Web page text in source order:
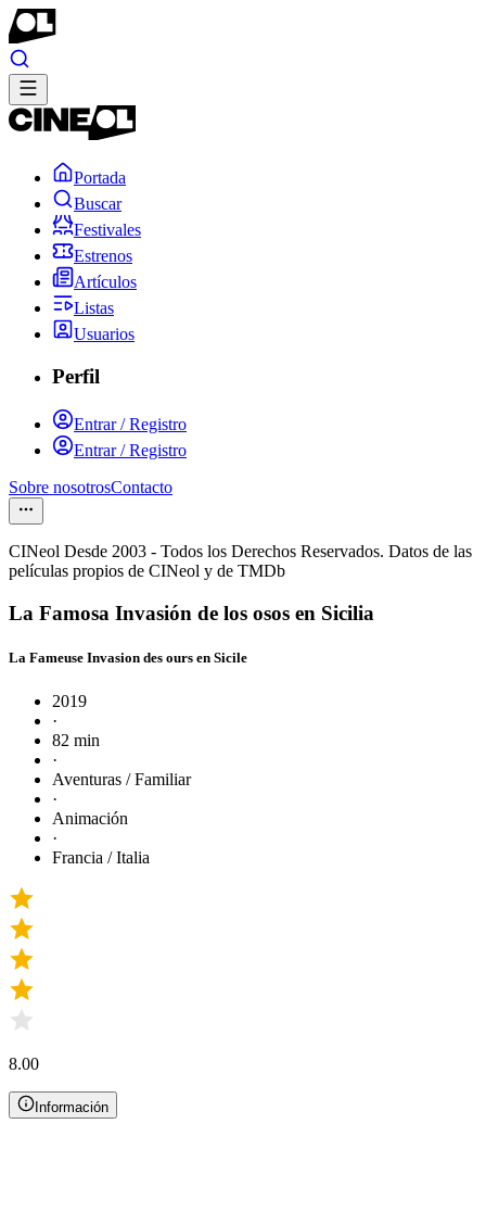
Portada
Buscar
Festivales
Estrenos
Artículos
Listas
Usuarios
Perfil
Entrar / Registro
Entrar / Registro
Sobre nosotrosContacto
CINeol Desde 2003 - Todos los Derechos Reservados. Datos de las
películas propios de CINeol y de TMDb
La Famosa Invasión de los osos en Sicilia
La Fameuse Invasion des ours en Sicile
2019
·
82 min
·
Aventuras / Familiar
·
Animación
·
Francia / Italia
8.00
Información